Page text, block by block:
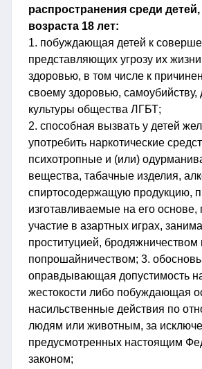
распространения среди
возраста 18 лет:
1. побуждающая детей к
представляющих угрозу их
здоровью, в том числе к
своему здоровью, самоубийству,
культуры общества ЛГБТ;
2. способная вызвать у детей
употребить наркотические
психотропные и (или)
вещества, табачные изделия,
спиртосодержащую продукцию,
изготавливаемые на его основе,
участие в азартных играх,
проституцией, бродяжничеством
попрошайничеством; 3.
оправдывающая допустимость
жестокости либо побуждающая
насильственные действия по
людям или животным, за
предусмотренных настоящим
законом;